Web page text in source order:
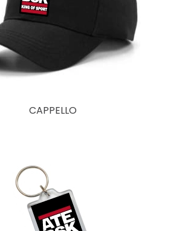
CAPPELLO